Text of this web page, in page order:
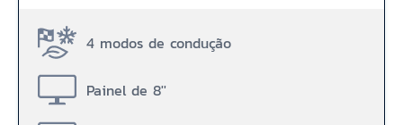
4 modos de condução
Painel de 8''